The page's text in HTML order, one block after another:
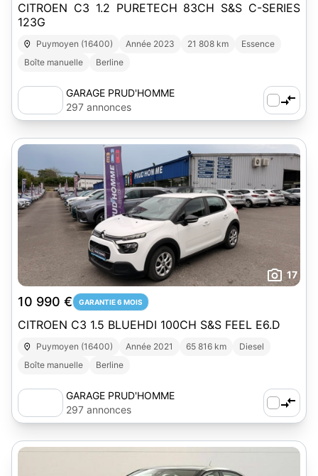
CITROEN C3 1.2 PURETECH 83CH S&S C-SERIES
123G
Puymoyen (16400) Année 2023 21 808 km
Essence
Boîte manuelle
Berline
GARAGE PRUD'HOMME
297 annonces
17
10 990 € GARANTIE 6 MOIS
CITROEN C3 1.5 BLUEHDI 100CH S&S FEEL E6.D
Puymoyen (16400) Année 2021 65 816 km
Diesel
Boîte manuelle
Berline
GARAGE PRUD'HOMME
297 annonces